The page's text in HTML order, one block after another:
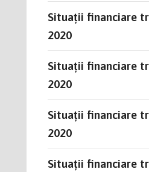
Situații financiare
2020
Situații financiare
2020
Situații financiare
2020
Situații financiare